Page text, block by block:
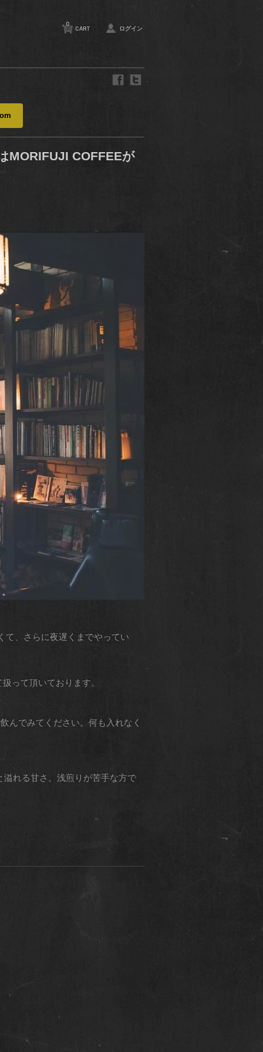
CART
0
ログイン
COFFEEが
て、さらに夜遅くまでやってい
って頂いております。
んでみてください。何も入れなく
れる甘さ。浅煎りが苦手な方で